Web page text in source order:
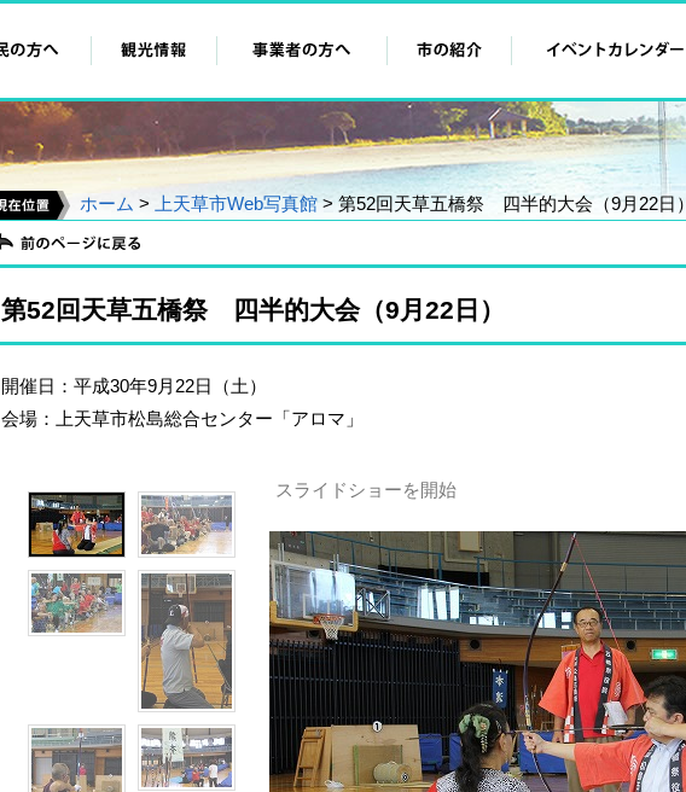
ホーム > 上天草市Web写真館 > 第52回天草五橋祭 四半的大会（9月22日）
第52回天草五橋祭 四半的大会（9月22日）
開催日：平成30年9月22日（土）
会場：上天草市松島総合センター「アロマ」
スライドショーを開始